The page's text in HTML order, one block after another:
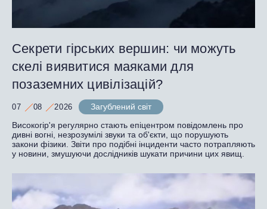
Секрети гірських вершин: чи можуть
скелі виявитися маяками для
позаземних цивілізацій?
07 08 2026
Загублений світ
Високогір'я регулярно стають епіцентром повідомлень про
дивні вогні, незрозумілі звуки та об'єкти, що порушують
закони фізики. Звіти про подібні інциденти часто потрапляють
у новини, змушуючи дослідників шукати причини цих явищ.